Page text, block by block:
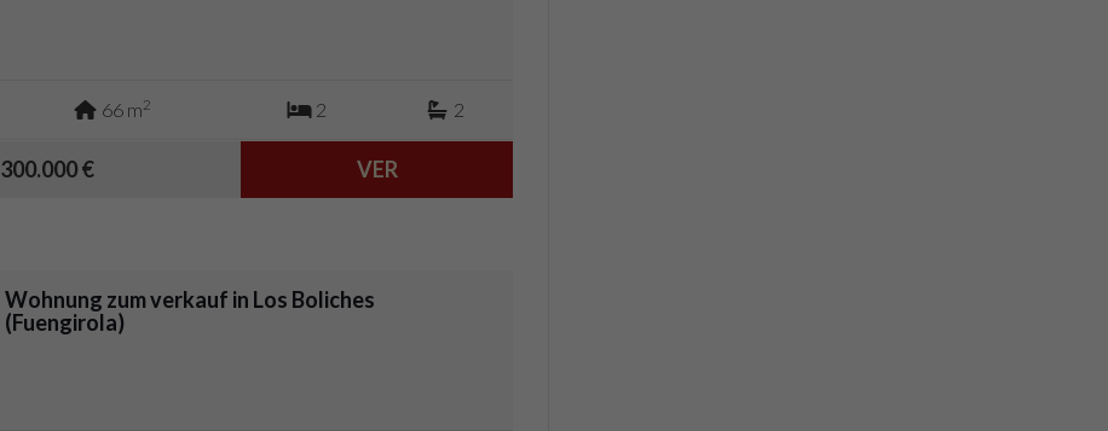
66 m2 2 2
300.000 € VER
Wohnung zum verkauf in Los Boliches
(Fuengirola)